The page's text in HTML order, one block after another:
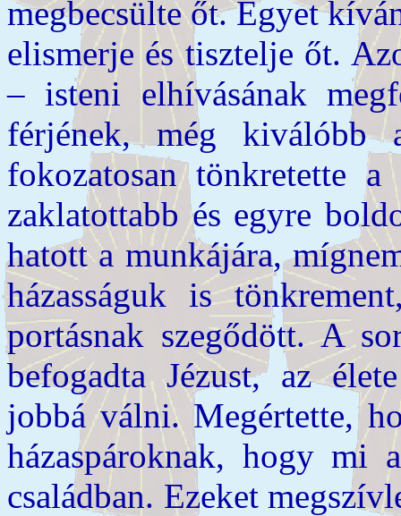
megbecsülte őt. Egyet
elismerje és tisztelje őt.
– isteni elhívásának
férjének, még
fokozatosan tönkretette
zaklatottabb és egyre
hatott a munkájára,
házasságuk is
portásnak szegődött. A
befogadta Jézust, az
jobbá válni. Megértette,
házaspároknak, hogy mi
családban. Ezeket